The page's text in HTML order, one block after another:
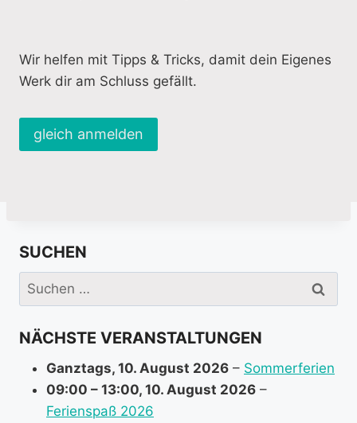
Wir helfen mit Tipps & Tricks, damit dein Eigenes
Werk dir am Schluss gefällt.
gleich anmelden
SUCHEN
Suchen
nach:
NÄCHSTE VERANSTALTUNGEN
Ganztags, 10. August 2026 – Sommerferien
09:00 – 13:00, 10. August 2026 –
Ferienspaß 2026